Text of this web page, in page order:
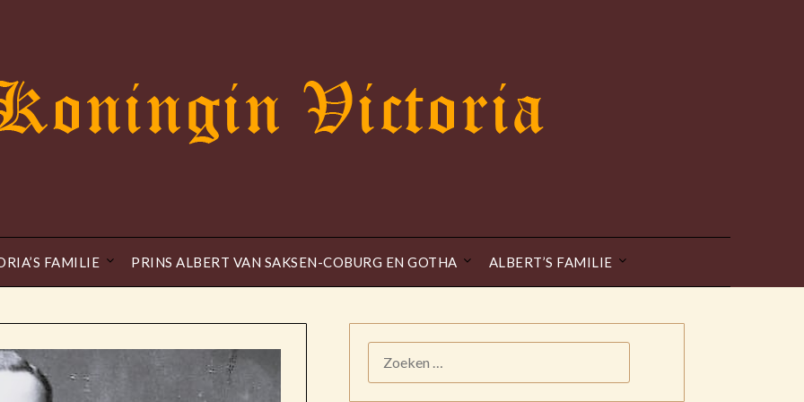
FAMILIE PRINS ALBERT VAN SAKSEN-COBURG EN GOTHA ALBERT’S FAMILIE
NAAR: